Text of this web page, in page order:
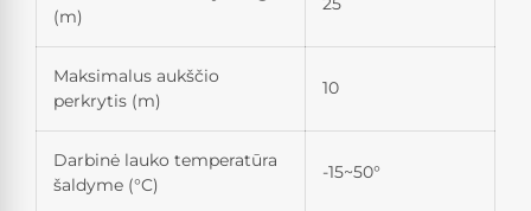
(m)
Maksimalus aukščio
perkrytis (m)
10
Darbinė lauko temperatūra
šaldyme (°C)
-15~50°